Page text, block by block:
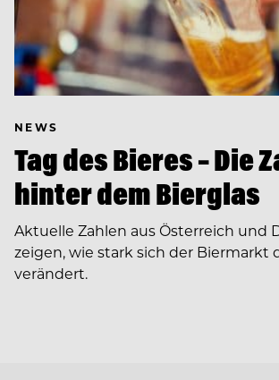
NEWS
Tag des Bieres – Die
hinter dem Bierglas
Aktuelle Zahlen aus Österreich und
zeigen, wie stark sich der Biermarkt
verändert.